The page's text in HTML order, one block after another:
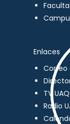
Enlaces
Correo
TV UAQ
Radio